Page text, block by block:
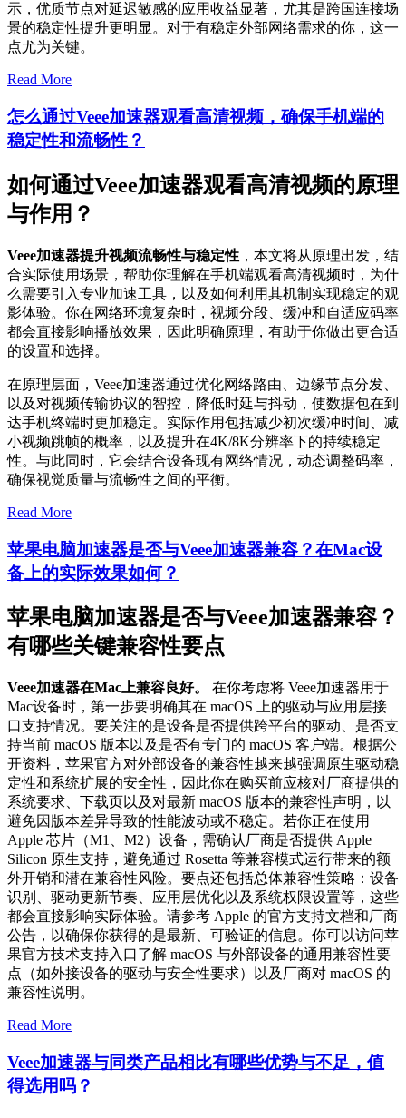
示，优质节点对延迟敏感的应用收益显著，尤其是跨国连接场
景的稳定性提升更明显。对于有稳定外部网络需求的你，这一
点尤为关键。
Read More
怎么通过Veee加速器观看高清视频，确保手机端的
稳定性和流畅性？
如何通过Veee加速器观看高清视频的原理
与作用？
Veee加速器提升视频流畅性与稳定性 ，本文将从原理出发，结
合实际使用场景，帮助你理解在手机端观看高清视频时，为什
么需要引入专业加速工具，以及如何利用其机制实现稳定的观
影体验。你在网络环境复杂时，视频分段、缓冲和自适应码率
都会直接影响播放效果，因此明确原理，有助于你做出更合适
的设置和选择。
在原理层面，Veee加速器通过优化网络路由、边缘节点分发、
以及对视频传输协议的智控，降低时延与抖动，使数据包在到
达手机终端时更加稳定。实际作用包括减少初次缓冲时间、减
小视频跳帧的概率，以及提升在4K/8K分辨率下的持续稳定
性。与此同时，它会结合设备现有网络情况，动态调整码率，
确保视觉质量与流畅性之间的平衡。
Read More
苹果电脑加速器是否与Veee加速器兼容？在Mac设
备上的实际效果如何？
苹果电脑加速器是否与Veee加速器兼容？
有哪些关键兼容性要点
Veee加速器在Mac上兼容良好。
在你考虑将 Veee加速器用于
Mac设备时，第一步要明确其在 macOS 上的驱动与应用层接
口支持情况。要关注的是设备是否提供跨平台的驱动、是否支
持当前 macOS 版本以及是否有专门的 macOS 客户端。根据公
开资料，苹果官方对外部设备的兼容性越来越强调原生驱动稳
定性和系统扩展的安全性，因此你在购买前应核对厂商提供的
系统要求、下载页以及对最新 macOS 版本的兼容性声明，以
避免因版本差异导致的性能波动或不稳定。若你正在使用
Apple 芯片（M1、M2）设备，需确认厂商是否提供 Apple
Silicon 原生支持，避免通过 Rosetta 等兼容模式运行带来的额
外开销和潜在兼容性风险。要点还包括总体兼容性策略：设备
识别、驱动更新节奏、应用层优化以及系统权限设置等，这些
都会直接影响实际体验。请参考 Apple 的官方支持文档和厂商
公告，以确保你获得的是最新、可验证的信息。你可以访问苹
果官方技术支持入口了解 macOS 与外部设备的通用兼容性要
点（如外接设备的驱动与安全性要求）以及厂商对 macOS 的
兼容性说明。
Read More
Veee加速器与同类产品相比有哪些优势与不足，值
得选用吗？